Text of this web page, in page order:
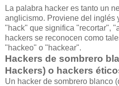
La palabra hacker es tanto un
anglicismo. Proviene del inglés
"hack" que significa "recortar",
hackers se reconocen como
"hackeo" o "hackear".
Hackers de sombrero
Hackers) o hackers
Un hacker de sombrero blanco